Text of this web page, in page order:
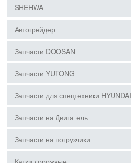
SHEHWA
Автогрейдер
Запчасти DOOSAN
Запчасти YUTONG
Запчасти для спецтехники HYUNDAI
Запчасти на Двигатель
Запчасти на погрузчики
Катки дорожные